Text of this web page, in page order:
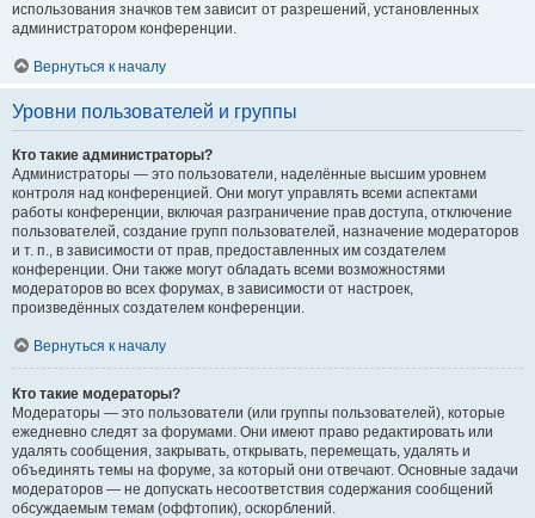
использования значков тем зависит от разрешений, установленных
администратором конференции.
Вернуться к началу
Уровни пользователей и группы
Кто такие администраторы?
Администраторы — это пользователи, наделённые высшим уровнем
контроля над конференцией. Они могут управлять всеми аспектами
работы конференции, включая разграничение прав доступа, отключение
пользователей, создание групп пользователей, назначение модераторов
и т. п., в зависимости от прав, предоставленных им создателем
конференции. Они также могут обладать всеми возможностями
модераторов во всех форумах, в зависимости от настроек,
произведённых создателем конференции.
Вернуться к началу
Кто такие модераторы?
Модераторы — это пользователи (или группы пользователей), которые
ежедневно следят за форумами. Они имеют право редактировать или
удалять сообщения, закрывать, открывать, перемещать, удалять и
объединять темы на форуме, за который они отвечают. Основные задачи
модераторов — не допускать несоответствия содержания сообщений
обсуждаемым темам (оффтопик), оскорблений.